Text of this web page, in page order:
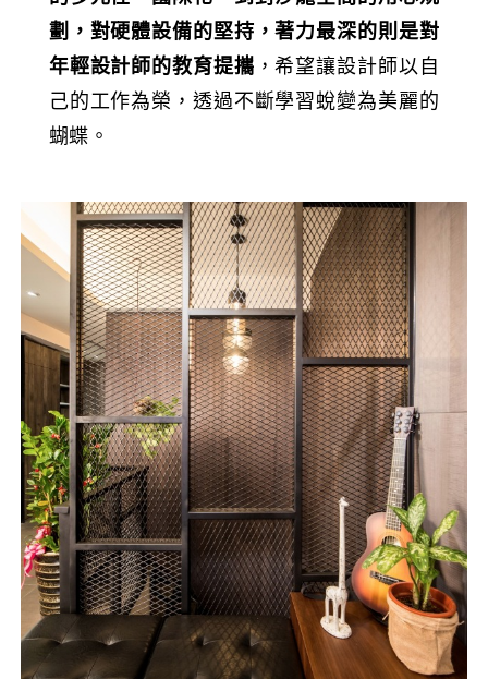
劃，對硬體設備的堅持，著力最深的則是對
年輕設計師的教育提攜 ，希望讓設計師以自
己的工作為榮，透過不斷學習蛻變為美麗的
蝴蝶。